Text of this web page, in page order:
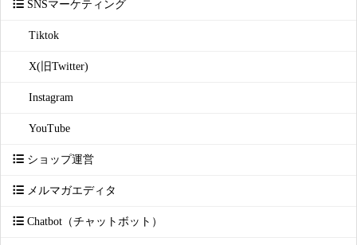
SNSマーケティング
Tiktok
X(旧Twitter)
Instagram
YouTube
ショップ運営
メルマガエディタ
Chatbot（チャットボット）